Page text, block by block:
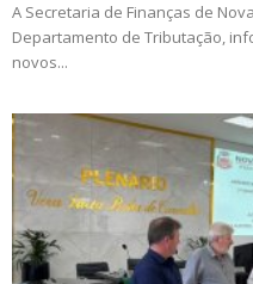
A Secretaria de Finanças de
Departamento de Tributação,
novos...